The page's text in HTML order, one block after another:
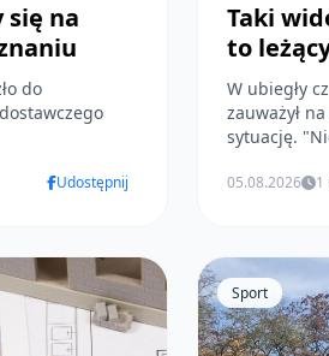
się na
do
Udostępnij
Taki
to
W ubiegły
zauważył
sytuację.
05.08.2026 1
Sport